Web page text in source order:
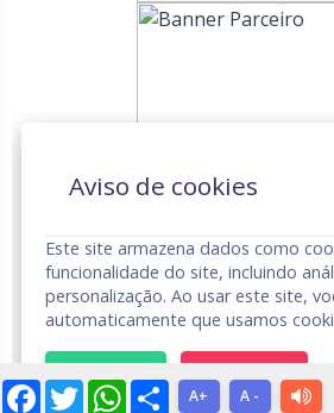
Facebook
TwitterWhatsApp
Share
A+ A -
Aviso de cookies
Este site armazena dados como
funcionalidade do site, incluindo
personalização. Ao usar este site,
automaticamente que usamos
ACEITAR RECUSAR